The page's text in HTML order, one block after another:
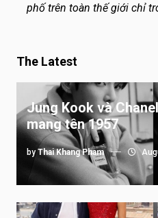
phố trên toàn thế giới chỉ
The Latest
Jung Kook và
mang tên 1957
by Thai Khang Pham